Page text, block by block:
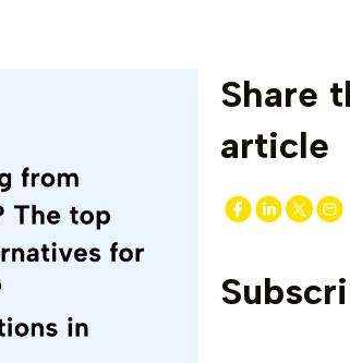
Share
article